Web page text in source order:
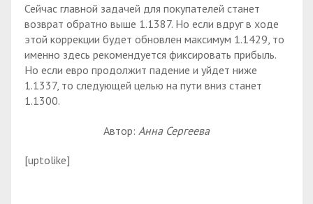
Сейчас главной задачей для покупателей станет
возврат обратно выше 1.1387. Но если вдруг в ходе
этой коррекции будет обновлен максимум 1.1429, то
именно здесь рекомендуется фиксировать прибыль.
Но если евро продолжит падение и уйдет ниже
1.1337, то следующей целью на пути вниз станет
1.1300.
Автор: Анна Сергеева
[uptolike]